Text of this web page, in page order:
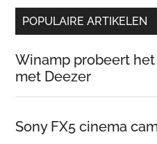
site
POPULAIRE ARTIKELEN
Winamp probeert
met Deezer
Sony FX5 cinema